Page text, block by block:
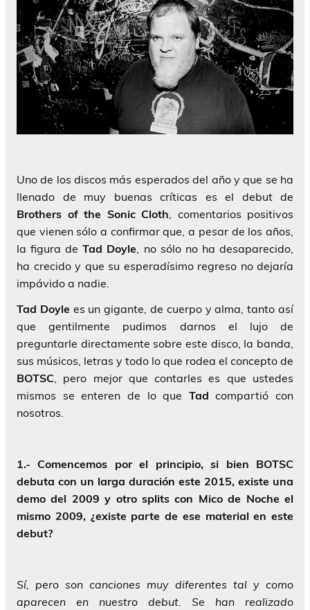
Uno de los discos más esperados del año y que se ha
llenado de muy buenas críticas es el debut de
Brothers of the Sonic Cloth, comentarios positivos
que vienen sólo a confirmar que, a pesar de los años,
la figura deTad Doyle, no sólo no ha desaparecido,
ha crecido y que su esperadísimo regreso no dejaría
impávido a nadie.
Tad Doyle es un gigante, de cuerpo y alma, tanto así
que gentilmente pudimos darnos el lujo de
preguntarle directamente sobre este disco, la banda,
sus músicos, letras y todo lo que rodea el concepto de
BOTSC, pero mejor que contarles es que ustedes
mismos se enteren de lo que Tad compartió con
nosotros.
1.- Comencemos por el principio, si bien BOTSC
debuta con un larga duración este 2015, existe una
demo del 2009 y otro splits con Mico de Noche el
mismo 2009, ¿existe parte de ese material en este
debut?
Sí, pero son canciones muy diferentes tal y como
aparecen en nuestro debut. Se han realizado